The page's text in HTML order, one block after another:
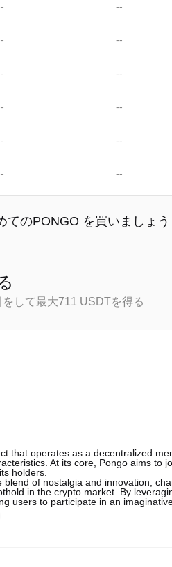
--
--
--
--
--
--
てのPONGO を買いましょう
して最大711 USDTを得る
that operates as a decentralized
At its core, Pongo aims to
holders.
of nostalgia and innovation,
in the crypto market. By
users to participate in an